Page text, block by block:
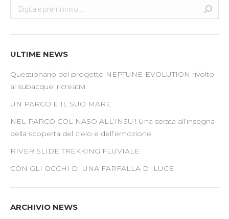
Search:
Cerca
ULTIME NEWS
Questionario del progetto NEPTUNE-EVOLUTION rivolto
ai subacquei ricreativi
UN PARCO E IL SUO MARE
NEL PARCO COL NASO ALL’INSU’! Una serata all’insegna
della scoperta del cielo e dell’emozione
RIVER SLIDE TREKKING FLUVIALE
CON GLI OCCHI DI UNA FARFALLA DI LUCE
ARCHIVIO NEWS